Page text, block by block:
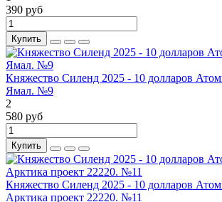
390 руб
Купить
Княжество Силенд 2025 - 10 долларов
Ямал. №9
2
580 руб
Купить
Княжество Силенд 2025 - 10 долларов
Арктика проект 22220. №11